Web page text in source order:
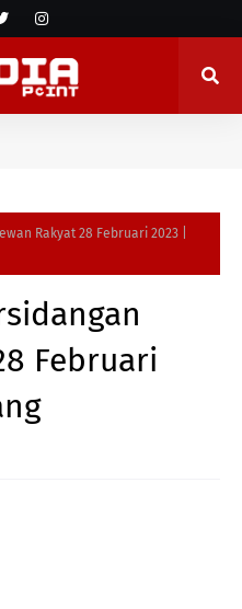
Rakyat 28 Februari 2023 |
Februari